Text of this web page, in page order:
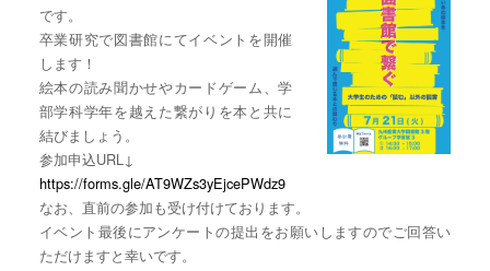
です。
卒業研究で図書館にてイベントを開催
します！
絵本の読み聞かせやカードゲーム、学
部学科学年を越えた繋がりを本と共に
結びましょう。
参加申込URL↓
https://forms.gle/AT9WZs3yEjcePWdz9
なお、直前の参加も受け付けております。
イベント最後にアンケートの提出をお願いしますのでご回答い
ただけますと幸いです。